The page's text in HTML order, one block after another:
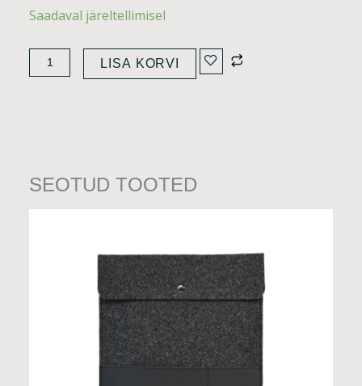
Saadaval järeltellimisel
Sloane
kott
kogus
LISA KORVI
SEOTUD TOOTED